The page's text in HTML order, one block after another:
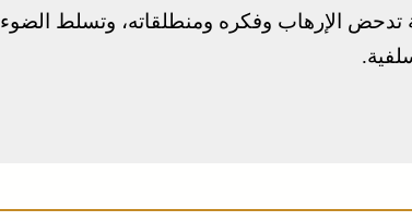
تدحض الإرهاب وفكره ومنطلقاته، وتسلط الضوء